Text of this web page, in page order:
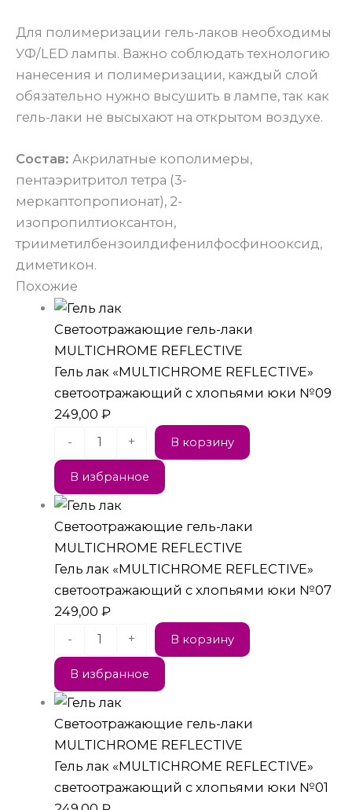
Для полимеризации гель-лаков необходимы
УФ/LED лампы. Важно соблюдать технологию
нанесения и полимеризации, каждый слой
обязательно нужно высушить в лампе, так как
гель-лаки не высыхают на открытом воздухе.
Состав: Акрилатные кополимеры,
пентаэритритол тетра (3-
меркаптопропионат), 2-
изопропилтиоксантон,
трииметилбензоилдифенилфосфинооксид,
диметикон.
Похожие
Светоотражающие гель-лаки
MULTICHROME REFLECTIVE
Гель лак «MULTICHROME REFLECTIVE»
светоотражающий с хлопьями юки №09
249,00₽
-
+ В корзину
В избранное
Светоотражающие гель-лаки
MULTICHROME REFLECTIVE
Гель лак «MULTICHROME REFLECTIVE»
светоотражающий с хлопьями юки №07
249,00₽
-
+ В корзину
В избранное
Светоотражающие гель-лаки
MULTICHROME REFLECTIVE
Гель лак «MULTICHROME REFLECTIVE»
светоотражающий с хлопьями юки №01